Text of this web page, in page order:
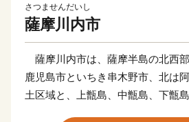
さつませんだいし
薩摩川内市
薩摩川内市は、薩摩半島の北西
鹿児島市といちき串木野市、北は
土区域と、上甑島、中甑島、下甑